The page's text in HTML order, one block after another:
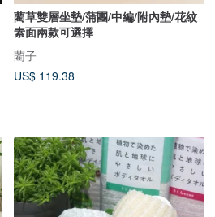
藺草雙層坐墊/蒲團/中編/附內墊/花紋
素面兩款可選擇
藺子
US$ 119.38